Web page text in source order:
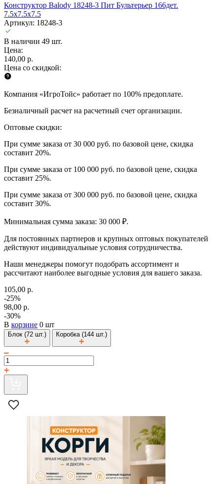
Конструктор Balody 18248-3 Пит Бультерьер 166дет.
7.5x7.5x7.5
Артикул: 18248-3
В наличии 49 шт.
Цена:
140,00 р.
Цена со скидкой:
Компания «ИгроТойс» работает по 100% предоплате.
Безналичный расчет на расчетный счет организации.
Оптовые скидки:
При сумме заказа от 30 000 руб. по базовой цене, скидка
составит 20%.
При сумме заказа от 100 000 руб. по базовой цене, скидка
составит 25%.
При сумме заказа от 300 000 руб. по базовой цене, скидка
составит 30%.
Минимальная сумма заказа: 30 000 ₽.
Для постоянных партнеров и крупных оптовых покупателей
действуют индивидуальные условия сотрудничества.
Наши менеджеры помогут подобрать ассортимент и
рассчитают наиболее выгодные условия для вашего заказа.
105,00 р.
-25%
98,00 р.
-30%
В корзине 0 шт
Блок (72 шт.) Коробка (144 шт.)